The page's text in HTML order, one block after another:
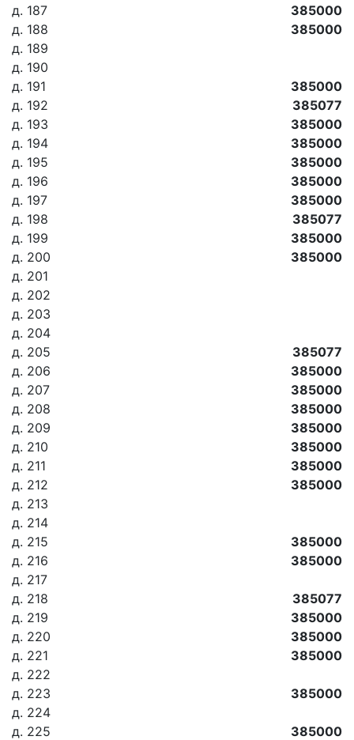
д. 187
385000
д. 188
385000
д. 189
д. 190
д. 191
385000
д. 192
385077
д. 193
385000
д. 194
385000
д. 195
385000
д. 196
385000
д. 197
385000
д. 198
385077
д. 199
385000
д. 200
385000
д. 201
д. 202
д. 203
д. 204
д. 205
385077
д. 206
385000
д. 207
385000
д. 208
385000
д. 209
385000
д. 210
385000
д. 211
385000
д. 212
385000
д. 213
д. 214
д. 215
385000
д. 216
385000
д. 217
д. 218
385077
д. 219
385000
д. 220
385000
д. 221
385000
д. 222
д. 223
385000
д. 224
д. 225
385000